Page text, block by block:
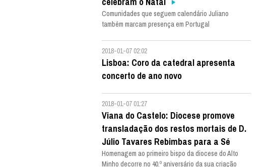
Comunidades que seguem calendário Juliano
também marcam presença em Portugal
2018-01-07 02:02
Lisboa: Coro da catedral apresenta
concerto de ano novo
2018-01-07 01:27
Viana do Castelo: Diocese promove
transladação dos restos mortais de D.
Júlio Tavares Rebimbas para a Sé
Homenagem ao primeiro bispo da diocese do Alto
Minho decorre no 40.º aniversário da sua criação